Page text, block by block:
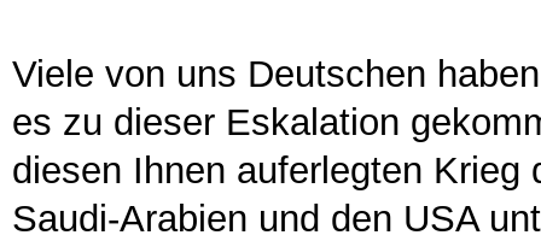
Viele von uns Deutschen
es zu dieser Eskalation
diesen Ihnen auferlegten Krieg
Saudi-Arabien und den USA